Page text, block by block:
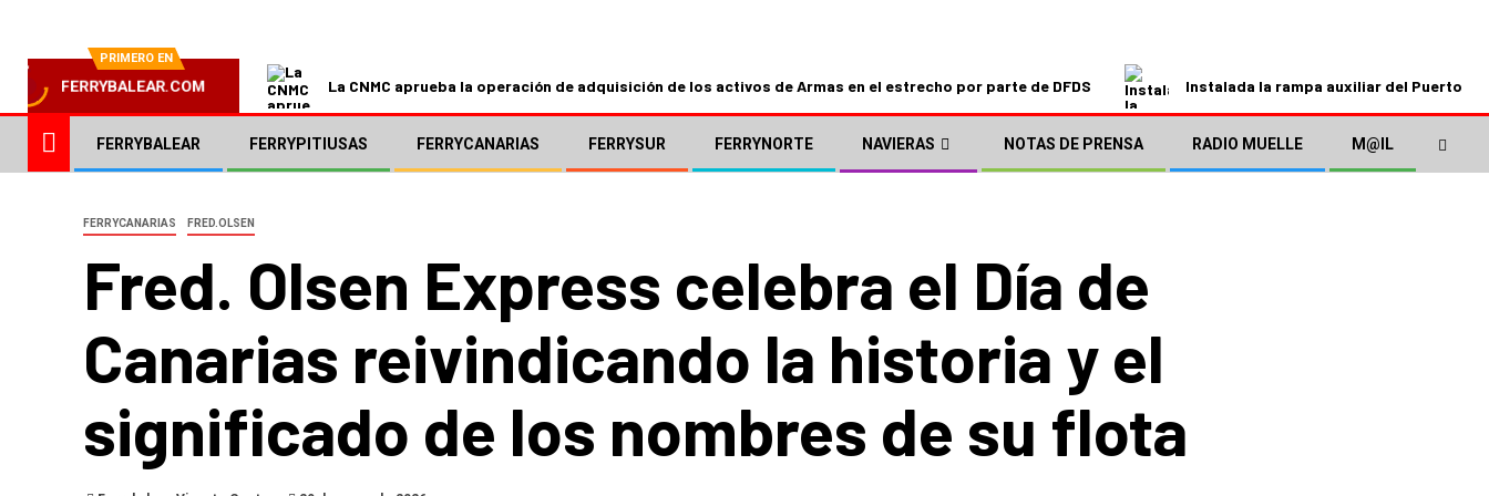
PRIMERO EN
FERRYBALEAR.COM La CNMC aprueba la operación de adquisición de los activos de Armas en el estrecho por parte de DFDS Instalada la rampa auxiliar del Puerto de
FERRYBALEAR FERRYPITIUSAS FERRYCANARIAS FERRYSUR FERRYNORTE NAVIERAS NOTAS DE PRENSA RADIO MUELLE M@IL
FERRYCANARIAS FRED.OLSEN
Fred. Olsen Express celebra el Día de
Canarias reivindicando la historia y el
significado de los nombres de su flota